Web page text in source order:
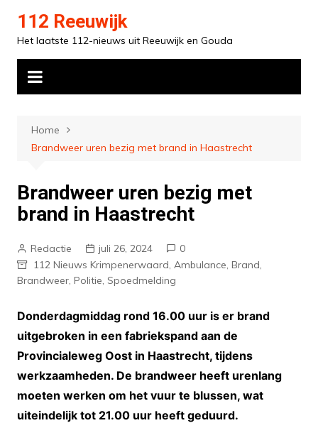
inhoud
112 Reeuwijk
Het laatste 112-nieuws uit Reeuwijk en Gouda
Home
Brandweer uren bezig met brand in Haastrecht
Brandweer uren bezig met
brand in Haastrecht
Redactie juli 26, 2024
0
112 Nieuws Krimpenerwaard, Ambulance, Brand,
Brandweer, Politie, Spoedmelding
Donderdagmiddag rond 16.00 uur is er brand
uitgebroken in een fabriekspand aan de
Provincialeweg Oost in Haastrecht, tijdens
werkzaamheden. De brandweer heeft urenlang
moeten werken om het vuur te blussen, wat
uiteindelijk tot 21.00 uur heeft geduurd.